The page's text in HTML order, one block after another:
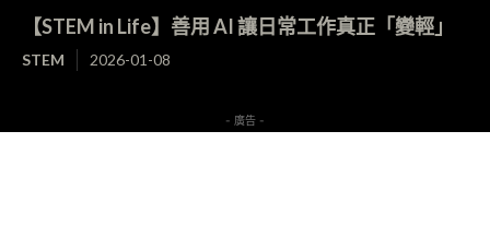
【STEM in Life】善用 AI 讓日常工作真正「變輕」
STEM 2026-01-08
- 廣告 -